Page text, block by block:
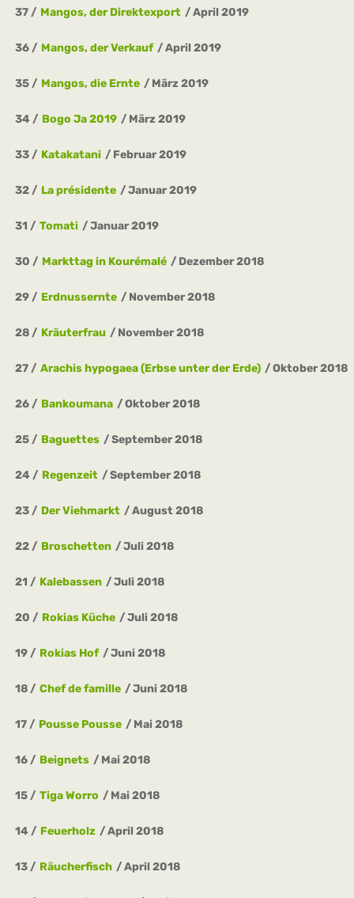
37 Mangos, der Direktexport April 2019
36 Mangos, der Verkauf April 2019
35 Mangos, die Ernte März 2019
34 Bogo Ja 2019 März 2019
33 Katakatani Februar 2019
32 La présidente Januar 2019
31 Tomati Januar 2019
30 Markttag in Kourémalé Dezember 2018
29 Erdnussernte November 2018
28 Kräuterfrau November 2018
27 Arachis hypogaea (Erbse unter der Erde) Oktober 2018
26 Bankoumana Oktober 2018
25 Baguettes September 2018
24 Regenzeit September 2018
23 Der Viehmarkt August 2018
22 Broschetten Juli 2018
21 Kalebassen Juli 2018
20 Rokias Küche Juli 2018
19 Rokias Hof Juni 2018
18 Chef de famille Juni 2018
17 Pousse Pousse Mai 2018
16 Beignets Mai 2018
15 Tiga Worro Mai 2018
14 Feuerholz April 2018
13 Räucherfisch April 2018